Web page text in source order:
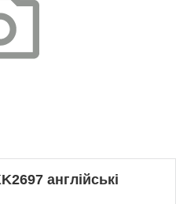
англійські